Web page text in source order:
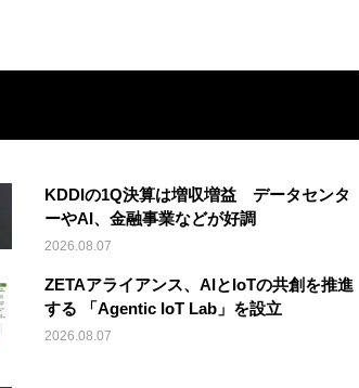
KDDIの1Q決算は増収増益 データセンタ
ーやAI、金融事業などが好調
2026.08.07
ZETAアライアンス、AIとIoTの共創を推進
する 「Agentic IoT Lab」を設立
2026.08.07